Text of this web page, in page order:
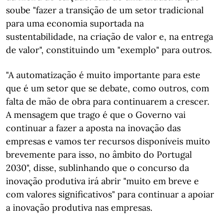
soube "fazer a transição de um setor tradicional
para uma economia suportada na
sustentabilidade, na criação de valor e, na entrega
de valor", constituindo um "exemplo" para outros.
"A automatização é muito importante para este
que é um setor que se debate, como outros, com
falta de mão de obra para continuarem a crescer.
A mensagem que trago é que o Governo vai
continuar a fazer a aposta na inovação das
empresas e vamos ter recursos disponíveis muito
brevemente para isso, no âmbito do Portugal
2030", disse, sublinhando que o concurso da
inovação produtiva irá abrir "muito em breve e
com valores significativos" para continuar a apoiar
a inovação produtiva nas empresas.